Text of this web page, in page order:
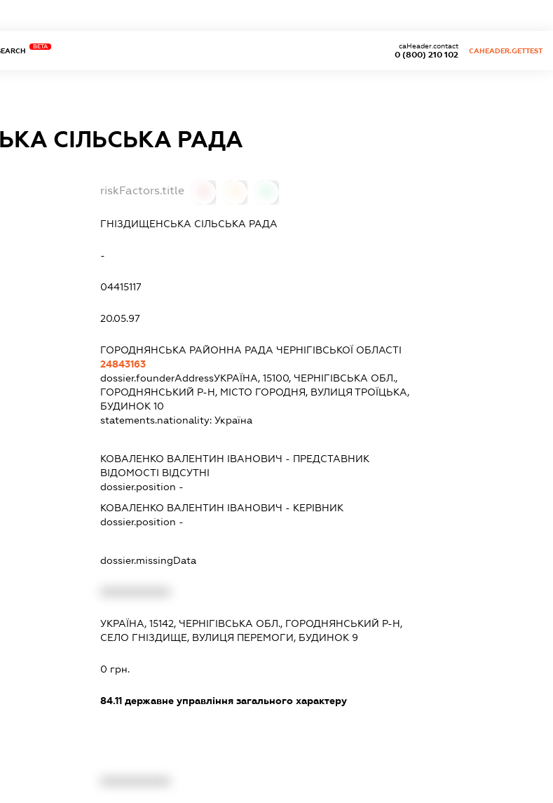
BETA
0 (800) 210 102
caHeader.contact
CAHEADER.GETTEST
СІЛЬСЬКА РАДА
riskFactors.title
ГНІЗДИЩЕНСЬКА СІЛЬСЬКА РАДА
-
04415117
20.05.97
ГОРОДНЯНСЬКА РАЙОННА РАДА ЧЕРНІГІВСЬКОЇ ОБЛАСТІ
24843163
dossier.founderAddressУКРАЇНА, 15100, ЧЕРНІГІВСЬКА ОБЛ.,
ГОРОДНЯНСЬКИЙ Р-Н, МІСТО ГОРОДНЯ, ВУЛИЦЯ ТРОЇЦЬКА,
БУДИНОК 10
statements.nationality:Україна
КОВАЛЕНКО ВАЛЕНТИН ІВАНОВИЧ - ПРЕДСТАВНИК
ВІДОМОСТІ ВІДСУТНІ
dossier.position -
КОВАЛЕНКО ВАЛЕНТИН ІВАНОВИЧ - КЕРІВНИК
dossier.position -
dossier.missingData
УКРАЇНА, 15142, ЧЕРНІГІВСЬКА ОБЛ., ГОРОДНЯНСЬКИЙ Р-Н,
СЕЛО ГНІЗДИЩЕ, ВУЛИЦЯ ПЕРЕМОГИ, БУДИНОК 9
0 грн.
84.11 державне управління загального характеру